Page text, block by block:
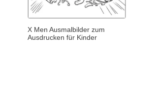
X Men Ausmalbilder zum
Ausdrucken für Kinder